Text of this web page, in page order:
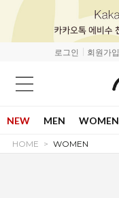
로그인 회원가입
NEW MEN WOMEN
HOME WOMEN